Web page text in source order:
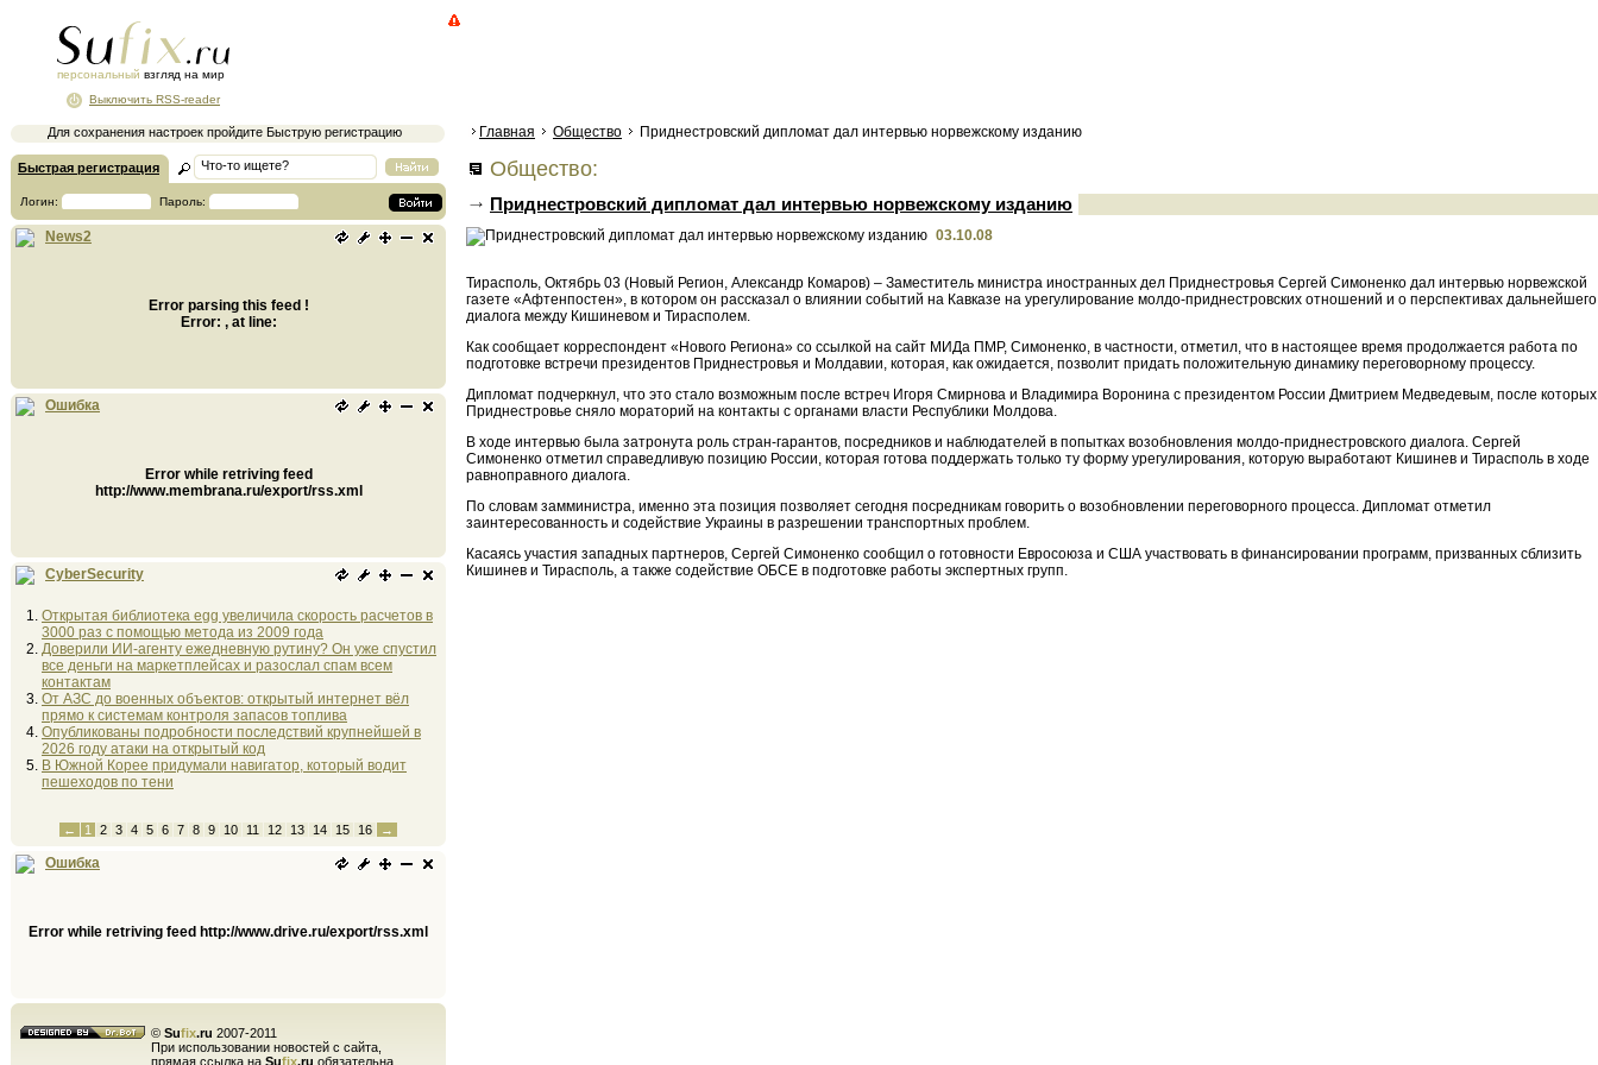
персональный взгляд на мир
Для сохранения настроек пройдите Быструю регистрацию
Выключить RSS-reader
Быстрая регистрация
Логин: Пароль:
News2
Error parsing this feed !
Error: , at line:
Ошибка
Error while retriving feed
http://www.membrana.ru/export/rss.xml
CyberSecurity
Открытая библиотека egg увеличила скорость расчетов в
3000 раз с помощью метода из 2009 года
Доверили ИИ-агенту ежедневную рутину? Он уже спустил
все деньги на маркетплейсах и разослал спам всем
контактам
От АЗС до военных объектов: открытый интернет вёл
прямо к системам контроля запасов топлива
Опубликованы подробности последствий крупнейшей в
2026 году атаки на открытый код
В Южной Корее придумали навигатор, который водит
пешеходов по тени
← 1 2 3 4 5 6 7 8 9 10 11 12 13 14 15 16 →
Ошибка
Error while retriving feed http://www.drive.ru/export/rss.xml
© Sufix.ru 2007-2011
При использовании новостей с сайта,
прямая ссылка на Sufix.ru обязательна
Главная Общество Приднестровский дипломат дал интервью норвежскому изданию
Общество:
Приднестровский дипломат дал интервью норвежскому изданию
03.10.08
Тирасполь, Октябрь 03 (Новый Регион, Александр Комаров) – Заместитель министра иностранных дел Приднестровья Сергей Симоненко дал интервью норвежской
газете «Афтенпостен», в котором он рассказал о влиянии событий на Кавказе на урегулирование молдо-приднестровских отношений и о перспективах дальнейшего
диалога между Кишиневом и Тирасполем.
Как сообщает корреспондент «Нового Региона» со ссылкой на сайт МИДа ПМР, Симоненко, в частности, отметил, что в настоящее время продолжается работа по
подготовке встречи президентов Приднестровья и Молдавии, которая, как ожидается, позволит придать положительную динамику переговорному процессу.
Дипломат подчеркнул, что это стало возможным после встреч Игоря Смирнова и Владимира Воронина с президентом России Дмитрием Медведевым, после которых
Приднестровье сняло мораторий на контакты с органами власти Республики Молдова.
В ходе интервью была затронута роль стран-гарантов, посредников и наблюдателей в попытках возобновления молдо-приднестровского диалога. Сергей
Симоненко отметил справедливую позицию России, которая готова поддержать только ту форму урегулирования, которую выработают Кишинев и Тирасполь в ходе
равноправного диалога.
По словам замминистра, именно эта позиция позволяет сегодня посредникам говорить о возобновлении переговорного процесса. Дипломат отметил
заинтересованность и содействие Украины в разрешении транспортных проблем.
Касаясь участия западных партнеров, Сергей Симоненко сообщил о готовности Евросоюза и США участвовать в финансировании программ, призванных сблизить
Кишинев и Тирасполь, а также содействие ОБСЕ в подготовке работы экспертных групп.